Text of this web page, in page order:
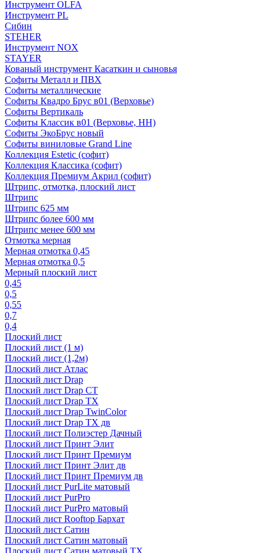
Инструмент OLFA
Инструмент PL
Сибин
STEHER
Инструмент NOX
STAYER
Кованый инструмент Касаткин и сыновья
Софиты Металл и ПВХ
Софиты металлические
Софиты Квадро Брус в01 (Верховье)
Софиты Вертикаль
Софиты Классик в01 (Верховье, НН)
Софиты ЭкоБрус новый
Софиты виниловые Grand Line
Коллекция Estetic (софит)
Коллекция Классика (софит)
Коллекция Премиум Акрил (софит)
Штрипс, отмотка, плоский лист
Штрипс
Штрипс 625 мм
Штрипс более 600 мм
Штрипс менее 600 мм
Отмотка мерная
Мерная отмотка 0,45
Мерная отмотка 0,5
Мерный плоский лист
0,45
0,5
0,55
0,7
0,4
Плоский лист
Плоский лист (1 м)
Плоский лист (1,2м)
Плоский лист Атлас
Плоский лист Drap
Плоский лист Drap СТ
Плоский лист Drap TX
Плоский лист Drap TwinColor
Плоский лист Drap ТХ дв
Плоский лист Полиэстер Дачный
Плоский лист Принт Элит
Плоский лист Принт Премиум
Плоский лист Принт Элит дв
Плоский лист Принт Премиум дв
Плоский лист PurLite матовый
Плоский лист PurPro
Плоский лист PurPro матовый
Плоский лист Rooftop Бархат
Плоский лист Сатин
Плоский лист Сатин матовый
Плоский лист Сатин матовый TX